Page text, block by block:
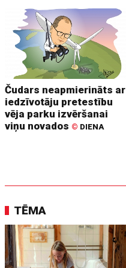
Čudars neapmierināts ar
iedzīvotāju pretestību
vēja parku izvēršanai
viņu novados © DIENA
TĒMA